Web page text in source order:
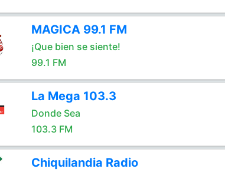
MAGICA 99.1 FM
¡Que bien se siente!
99.1 FM
La Mega 103.3
Donde Sea
103.3 FM
Chiquilandia Radio